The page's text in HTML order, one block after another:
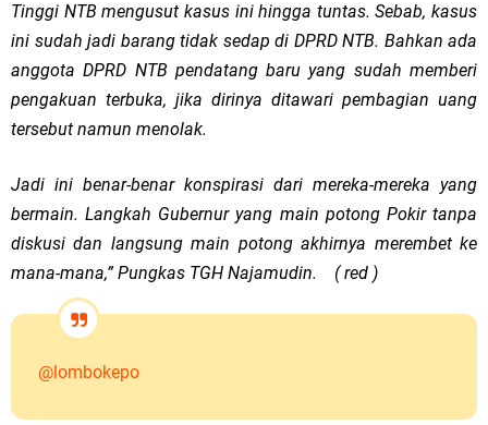
Tinggi NTB mengusut kasus ini hingga tuntas. Sebab, kasus
ini sudah jadi barang tidak sedap di DPRD NTB. Bahkan ada
anggota DPRD NTB pendatang baru yang sudah memberi
pengakuan terbuka, jika dirinya ditawari pembagian uang
tersebut namun menolak.
Jadi ini benar-benar konspirasi dari mereka-mereka yang
bermain. Langkah Gubernur yang main potong Pokir tanpa
diskusi dan langsung main potong akhirnya merembet ke
mana-mana,” Pungkas TGH Najamudin. ( red )
@lombokepo